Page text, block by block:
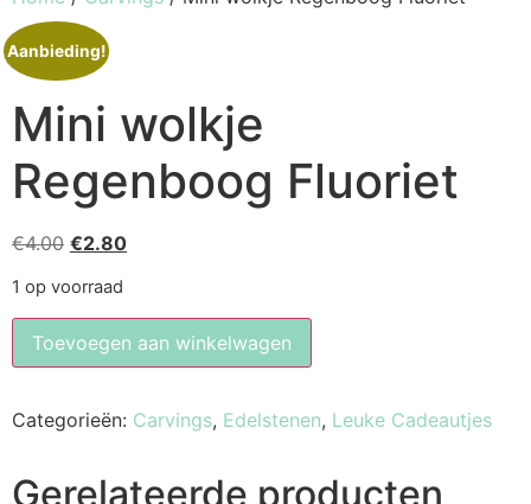
Aanbieding!
Mini wolkje
Regenboog Fluoriet
€4.00 €2.80
1 op voorraad
Toevoegen aan winkelwagen
Categorieën: Carvings, Edelstenen, Leuke Cadeautjes
Gerelateerde producten